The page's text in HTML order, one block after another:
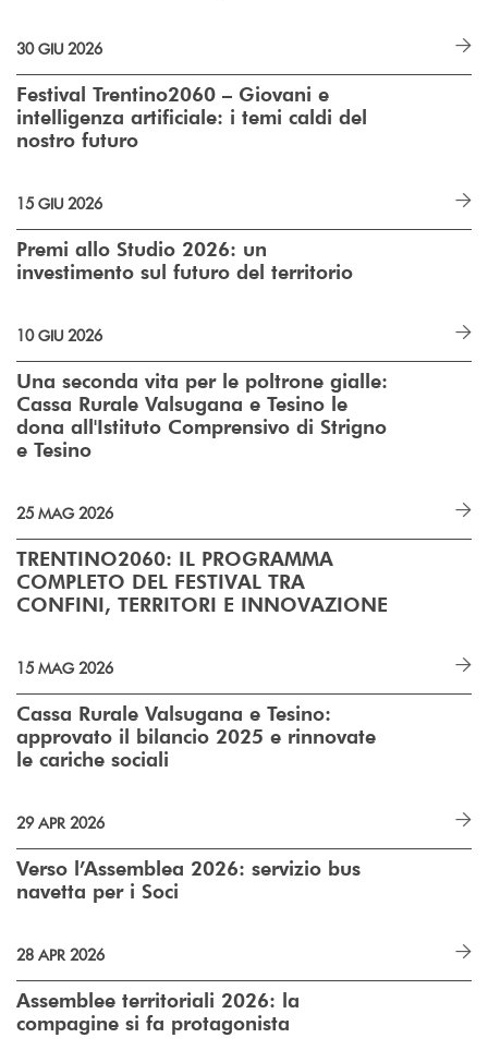
30 GIU 2026
Festival Trentino2060 – Giovani e
intelligenza artificiale: i temi caldi del
nostro futuro
15 GIU 2026
Premi allo Studio 2026: un
investimento sul futuro del territorio
10 GIU 2026
Una seconda vita per le poltrone gialle:
Cassa Rurale Valsugana e Tesino le
dona all'Istituto Comprensivo di Strigno
e Tesino
25 MAG 2026
TRENTINO2060: IL PROGRAMMA
COMPLETO DEL FESTIVAL TRA
CONFINI, TERRITORI E INNOVAZIONE
15 MAG 2026
Cassa Rurale Valsugana e Tesino:
approvato il bilancio 2025 e rinnovate
le cariche sociali
29 APR 2026
Verso l’Assemblea 2026: servizio bus
navetta per i Soci
28 APR 2026
Assemblee territoriali 2026: la
compagine si fa protagonista